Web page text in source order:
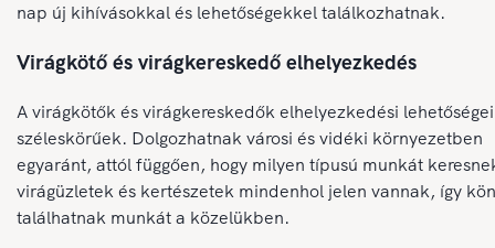
nap új kihívásokkal és lehetőségekkel találkozhatnak.
Virágkötő és virágkereskedő elhelyezkedés
A virágkötők és virágkereskedők elhelyezkedési lehetőségei
széleskörűek. Dolgozhatnak városi és vidéki környezetben
egyaránt, attól függően, hogy milyen típusú munkát
virágüzletek és kertészetek mindenhol jelen vannak, így
találhatnak munkát a közelükben.